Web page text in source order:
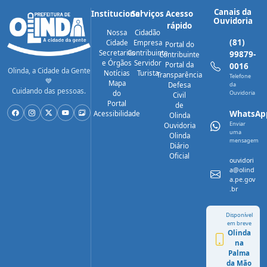
Olinda, a Cidade da Gente
💙
Cuidando das pessoas.
Institucional
Nossa
Cidade
Secretarias
e Órgãos
Notícias
Mapa
do
Portal
Acessibilidade
Serviços
Cidadão
Empresa
Contribuinte
Servidor
Turista
Acesso
rápido
Portal do
Contribuinte
Portal da
Transparência
Defesa
Civil
de
Olinda
Ouvidoria
Olinda
Diário
Oficial
Canais da
Ouvidoria
(81)
99879-
0016
Telefone
da
Ouvidoria
Enviar
uma
mensagem
ouvidori
a@olind
a.pe.gov
.br
Disponível
em breve
Olinda
na
Palma
da Mão